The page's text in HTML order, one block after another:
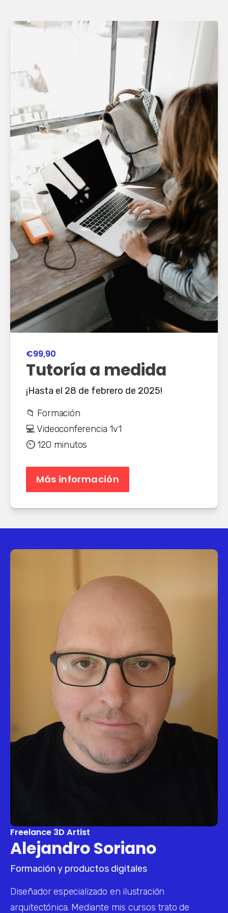
€99,90
Tutoría a medida
¡Hasta el 28 de febrero de 2025!
📁 Formación
💻 Videoconferencia 1v1
⏲️ 120 minutos
Más información
Freelance 3D Artist
Alejandro Soriano
Formación y productos digitales
Diseñador especializado en ilustración
arquitectónica. Mediante mis cursos trato de